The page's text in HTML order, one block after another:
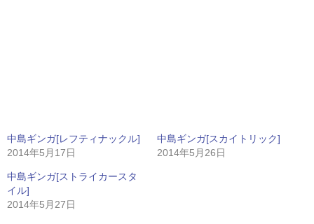
中島ギンガ[レフティナックル]
2014年5月17日
中島ギンガ[スカイトリック]
2014年5月26日
中島ギンガ[ストライカースタ
イル]
2014年5月27日